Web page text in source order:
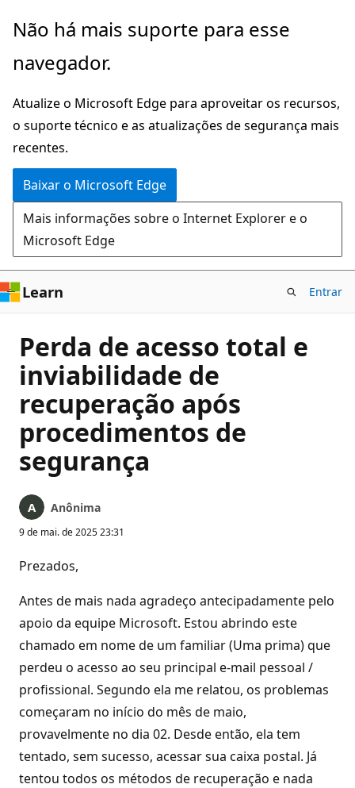
Pular
o
principal
Não há mais suporte para esse
navegador.
Atualize o Microsoft Edge para aproveitar os recursos,
o suporte técnico e as atualizações de segurança mais
recentes.
Baixar o Microsoft Edge
Mais informações sobre o Internet Explorer e o
Microsoft Edge
Learn Entrar
Perda de acesso total e
inviabilidade de
recuperação após
procedimentos de
segurança
Anônima
9 de mai. de 2025 23:31
Prezados,
Antes de mais nada agradeço antecipadamente pelo
apoio da equipe Microsoft. Estou abrindo este
chamado em nome de um familiar (Uma prima) que
perdeu o acesso ao seu principal e-mail pessoal /
profissional. Segundo ela me relatou, os problemas
começaram no início do mês de maio,
provavelmente no dia 02. Desde então, ela tem
tentado, sem sucesso, acessar sua caixa postal. Já
tentou todos os métodos de recuperação e nada